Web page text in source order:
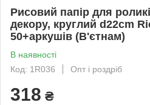
Рисовий папір для
декору, круглий d22cm
50+аркушів (В'єтнам)
В наявності
Код: 1R036
Опт і роздріб
318 ₴